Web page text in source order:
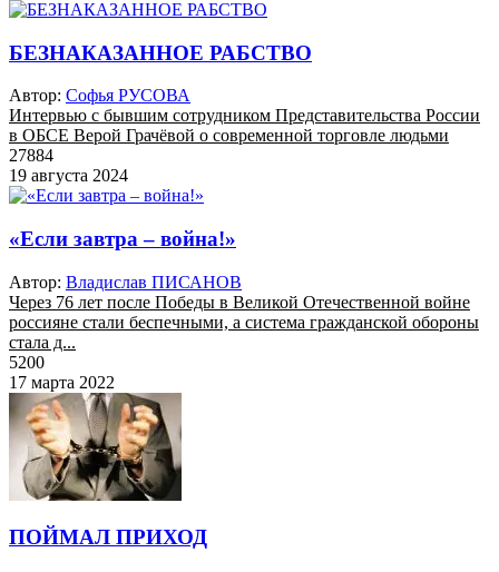
БЕЗНАКАЗАННОЕ РАБСТВО
Автор: Софья РУСОВА
Интервью с бывшим сотрудником Представительства России
в ОБСЕ Верой Грачёвой о современной торговле людьми
27884
19 августа 2024
«Если завтра – война!»
Автор: Владислав ПИСАНОВ
Через 76 лет после Победы в Великой Отечественной войне
россияне стали беспечными, а система гражданской обороны
стала д...
5200
17 марта 2022
ПОЙМАЛ ПРИХОД